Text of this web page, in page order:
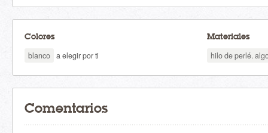
Colores
blanco a elegir por ti
Materiales
hilo de perlé.
Comentarios